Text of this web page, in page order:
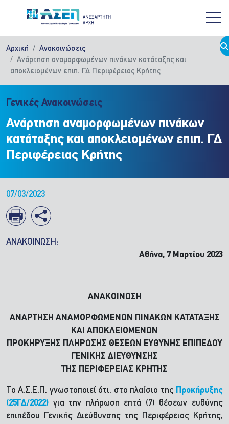
Αρχική
Ανακοινώσεις
Ανάρτηση αναμορφωμένων πινάκων κατάταξης και
αποκλειομένων επιπ. ΓΔ Περιφέρειας Κρήτης
Γενικές Ανακοινώσεις
Ανάρτηση αναμορφωμένων πινάκων
κατάταξης και αποκλειομένων επιπ. ΓΔ
Περιφέρειας Κρήτης
07/03/2023
ΑΝΑΚΟΙΝΩΣΗ:
Αθήνα, 7 Μαρτίου 2023
ΑΝΑΚΟΙΝΩΣΗ
ΑΝΑΡΤΗΣΗ ΑΝΑΜΟΡΦΩΜΕΝΩΝ ΠΙΝΑΚΩΝ ΚΑΤΑΤΑΞΗΣ
ΚΑΙ ΑΠΟΚΛΕΙΟΜΕΝΩΝ
ΠΡΟΚΗΡΥΞΗΣ ΠΛΗΡΩΣΗΣ ΘΕΣΕΩΝ ΕΥΘΥΝΗΣ ΕΠΙΠΕΔΟΥ
ΓΕΝΙΚΗΣ ΔΙΕΥΘΥΝΣΗΣ
ΤΗΣ ΠΕΡΙΦΕΡΕΙΑΣ ΚΡΗΤΗΣ
Το Α.Σ.Ε.Π. γνωστοποιεί ότι, στο πλαίσιο της Προκήρυξης
(25ΓΔ/2022) για την πλήρωση επτά (7) θέσεων ευθύνης
επιπέδου Γενικής Διεύθυνσης της Περιφέρειας Κρήτης,